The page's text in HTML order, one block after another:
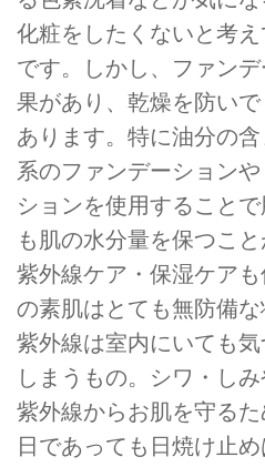
化粧をしたくないと考
です。しかし、ファン
果があり、乾燥を防い
あります。特に油分の
系のファンデーション
ションを使用すること
も肌の水分量を保つこと
紫外線ケア・保湿ケア
の素肌はとても無防備な
紫外線は室内にいても
しまうもの。シワ・し
紫外線からお肌を守る
日であっても日焼け止